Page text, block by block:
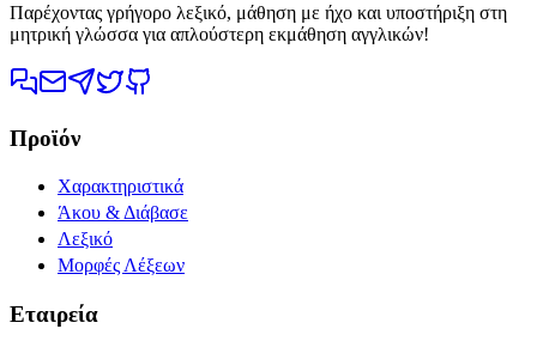
Παρέχοντας γρήγορο λεξικό, μάθηση με ήχο και υποστήριξη στη
μητρική γλώσσα για απλούστερη εκμάθηση αγγλικών!
Προϊόν
Χαρακτηριστικά
Άκου & Διάβασε
Λεξικό
Μορφές Λέξεων
Εταιρεία